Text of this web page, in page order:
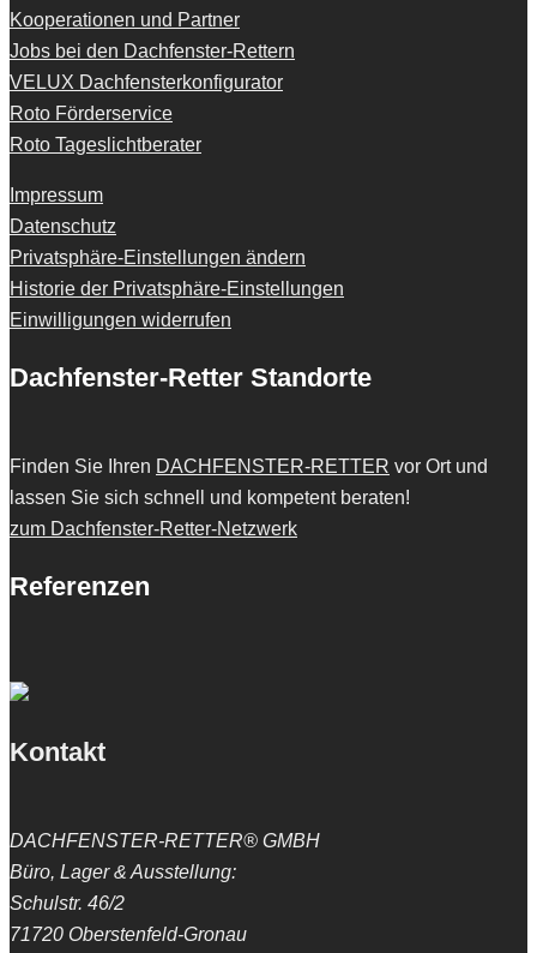
Kooperationen und Partner
Jobs bei den Dachfenster-Rettern
VELUX Dachfensterkonfigurator
Roto Förderservice
Roto Tageslichtberater
Impressum
Datenschutz
Privatsphäre-Einstellungen ändern
Historie der Privatsphäre-Einstellungen
Einwilligungen widerrufen
Dachfenster-Retter Standorte
Finden Sie Ihren DACHFENSTER-RETTER vor Ort und
lassen Sie sich schnell und kompetent beraten!
zum Dachfenster-Retter-Netzwerk
Referenzen
Kontakt
DACHFENSTER-RETTER® GMBH
Büro, Lager & Ausstellung:
Schulstr. 46/2
71720 Oberstenfeld-Gronau